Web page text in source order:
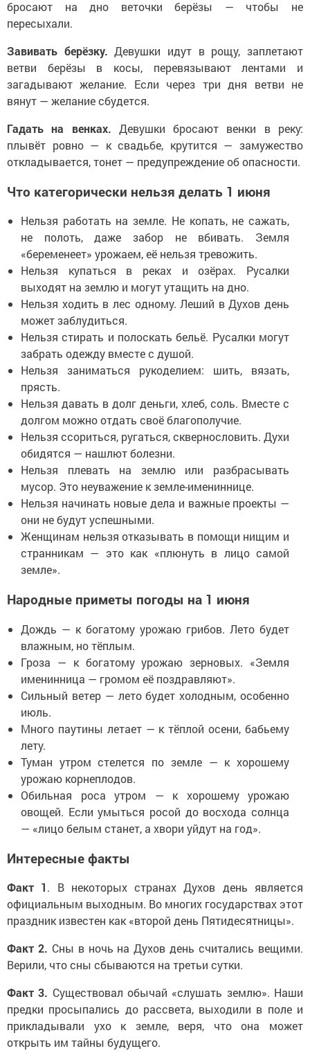
бросают на дно веточки берёзы — чтобы не
пересыхали.
Завивать берёзку.Девушки идут в рощу, заплетают
ветви берёзы в косы, перевязывают лентами и
загадывают желание. Если через три дня ветви не
вянут — желание сбудется.
Гадать на венках. Девушки бросают венки в реку:
плывёт ровно — к свадьбе, крутится — замужество
откладывается, тонет — предупреждение об опасности.
Что категорически нельзя делать 1 июня
Нельзя работать на земле. Не копать, не сажать,
не полоть, даже забор не вбивать. Земля
«беременеет» урожаем, её нельзя тревожить.
Нельзя купаться в реках и озёрах. Русалки
выходят на землю и могут утащить на дно.
Нельзя ходить в лес одному. Леший в Духов день
может заблудиться.
Нельзя стирать и полоскать бельё. Русалки могут
забрать одежду вместе с душой.
Нельзя заниматься рукоделием: шить, вязать,
прясть.
Нельзя давать в долг деньги, хлеб, соль. Вместе с
долгом можно отдать своё благополучие.
Нельзя ссориться, ругаться, сквернословить. Духи
обидятся — нашлют болезни.
Нельзя плевать на землю или разбрасывать
мусор. Это неуважение к земле-имениннице.
Нельзя начинать новые дела и важные проекты —
они не будут успешными.
Женщинам нельзя отказывать в помощи нищим и
странникам — это как «плюнуть в лицо самой
земле».
Народные приметы погоды на 1 июня
Дождь — к богатому урожаю грибов. Лето будет
влажным, но тёплым.
Гроза — к богатому урожаю зерновых. «Земля
именинница — громом её поздравляют».
Сильный ветер — лето будет холодным, особенно
июль.
Много паутины летает — к тёплой осени, бабьему
лету.
Туман утром стелется по земле — к хорошему
урожаю корнеплодов.
Обильная роса утром — к хорошему урожаю
овощей. Если умыться росой до восхода солнца
— «лицо белым станет, а хвори уйдут на год».
Интересные факты
Факт 1. В некоторых странах Духов день является
официальным выходным. Во многих государствах этот
праздник известен как «второй день Пятидесятницы».
Факт 2. Сны в ночь на Духов день считались вещими.
Верили, что сны сбываются на третьи сутки.
Факт 3. Существовал обычай «слушать землю». Наши
предки просыпались до рассвета, выходили в поле и
прикладывали ухо к земле, веря, что она может
открыть им тайны будущего.